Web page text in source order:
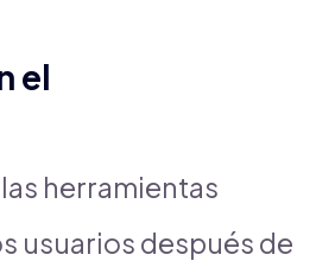
el
herramientas
usuarios después de